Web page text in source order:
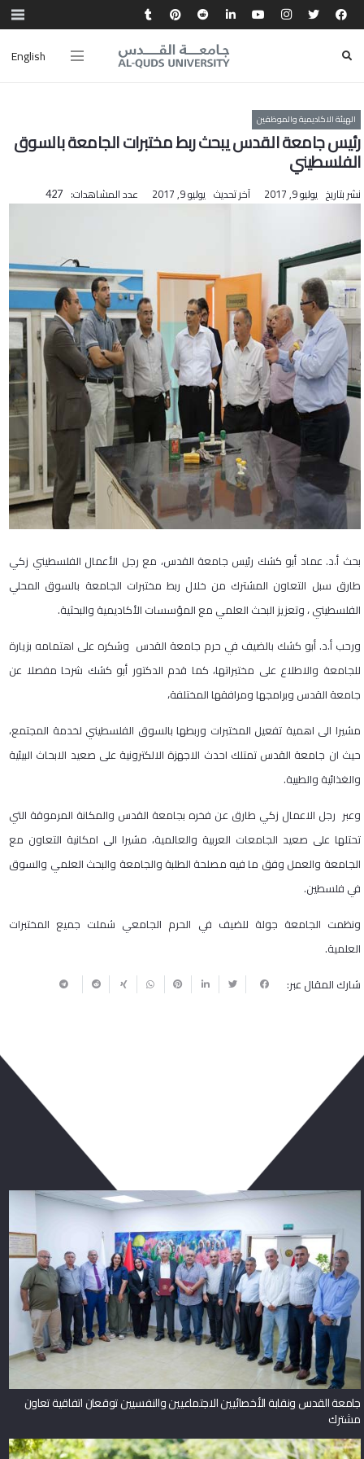
English
الهيئة الاكاديمية والموظفين
رئيس جامعة القدس يبحث ربط مختبرات الجامعة بالسوق
الفلسطيني‎
نشر بتاريخ يوليو 9, 2017 آخر تحديث يوليو 9, 2017 عدد المشاهدات: 427
بحث أ.د. عماد أبو كشك رئيس جامعة القدس، مع رجل الأعمال الفلسطيني زكي
طارق سبل التعاون المشترك من خلال ربط مختبرات الجامعة بالسوق المحلي
الفلسطيني ، وتعزيز البحث العلمي مع المؤسسات الأكاديمية والبحثية.
ورحب أ.د. أبو كشك بالضيف في حرم جامعة القدس وشكره على اهتمامه بزيارة
للجامعة والاطلاع على مختبراتها، كما قدم الدكتور أبو كشك شرحا مفصلا عن
جامعة القدس وبرامجها ومرافقها المختلفة،
مشيرا الى اهمية تفعيل المختبرات وربطها بالسوق الفلسطيني لخدمة المجتمع،
حيث ان جامعة القدس تمتلك احدث الاجهزة الالكترونية على صعيد الابحاث البيئية
والغذائية والطبية.
وعبر رجل الاعمال زكي طارق عن فخره بجامعة القدس والمكانة المرموقة التي
تحتلها على صعيد الجامعات العربية والعالمية، مشيرا الى امكانية التعاون مع
الجامعة والعمل وفق ما فيه مصلحة الطلبة والجامعة والبحث العلمي والسوق
في فلسطين.
ونظمت الجامعة جولة للضيف في الحرم الجامعي شملت جميع المختبرات
العلمية.
شارك المقال عبر:
جامعة القدس ونقابة الأخصائيين الاجتماعيين والنفسيين توقعان اتفاقية تعاون
مشترك